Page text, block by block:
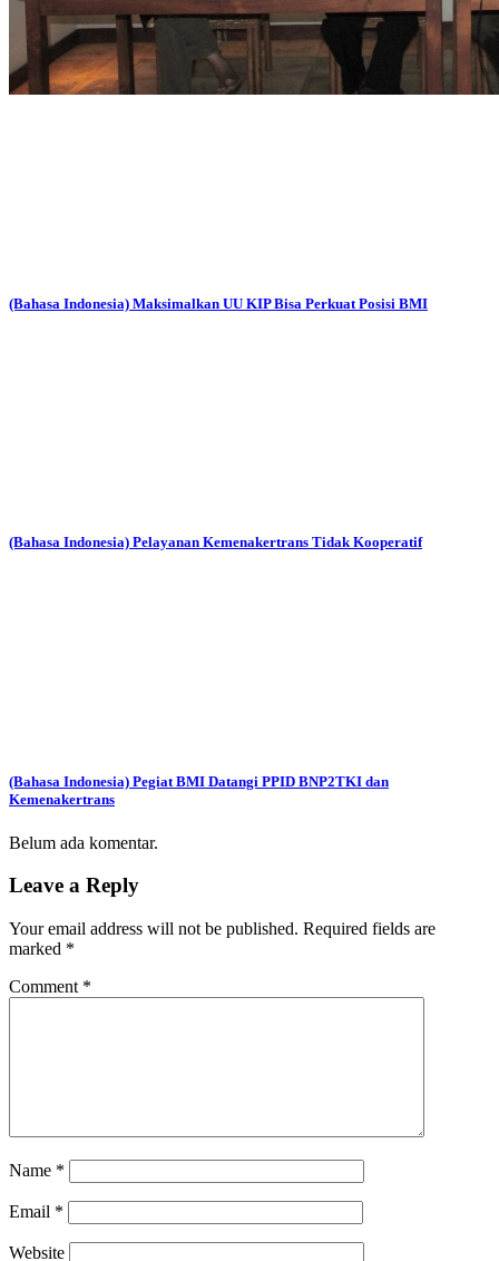
(Bahasa Indonesia) Maksimalkan UU KIP Bisa Perkuat Posisi BMI
(Bahasa Indonesia) Pelayanan Kemenakertrans Tidak Kooperatif
(Bahasa Indonesia) Pegiat BMI Datangi PPID BNP2TKI dan
Kemenakertrans
Belum ada komentar.
Leave a Reply
Your email address will not be published. Required fields are
marked *
Comment *
Name *
Email *
Website